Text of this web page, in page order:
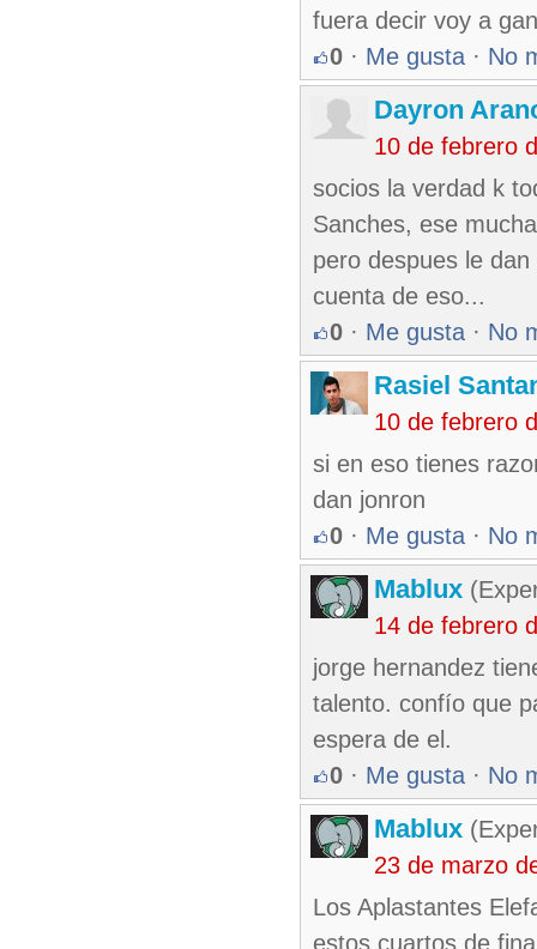
fuera decir voy a
0 · Me gusta · No
Dayron
10 de febrero
socios la verdad k
Sanches, ese
pero despues le
cuenta de eso...
0 · Me gusta · No
Rasiel
10 de febrero
si en eso tienes
dan jonron
0 · Me gusta · No
Mablux
14 de febrero
jorge hernandez
talento. confío que
espera de el.
0 · Me gusta · No
Mablux
23 de marzo
Los Aplastantes
estos cuartos de